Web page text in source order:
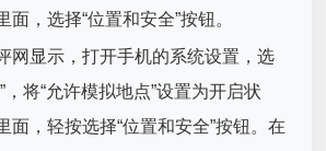
面，选择“位置和安全”按钮。
网显示，打开手机的系统设置，选
，将“允许模拟地点”设置为开启状
面，轻按选择“位置和安全”按钮。在